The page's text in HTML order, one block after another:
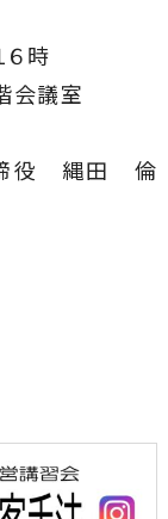
６時
会議室
締役 縄田 倫